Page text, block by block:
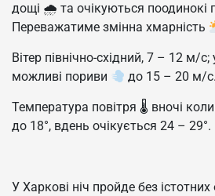
дощі 🌧 та очікуються поодинокі
Переважатиме змінна хмарність
Вітер північно-східний, 7 – 12 м/
можливі пориви
до 15 – 20 м/с.
Температура повітря 🌡 вночі
до 18°, вдень очікується 24 – 29°.
У Харкові ніч пройде без